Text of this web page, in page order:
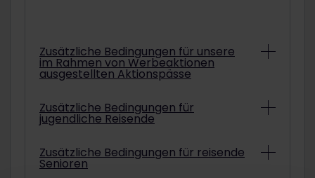
Zusätzliche Bedingungen für unsere
im Rahmen von Werbeaktionen
ausgestellten Aktionspässe
Abhängig von den konkreten
Bedingungen können Interrail-Pässe aus
erstattet oder umgetauscht werden.
Informationen darüber, ob der gekaufte
Zusätzliche Bedingungen für
jugendliche Reisende
Um mit einem ermäßigten Jugendpass
zu reisen, musst du am ausgewählten
Zusätzliche Bedingungen für reisende
Senioren